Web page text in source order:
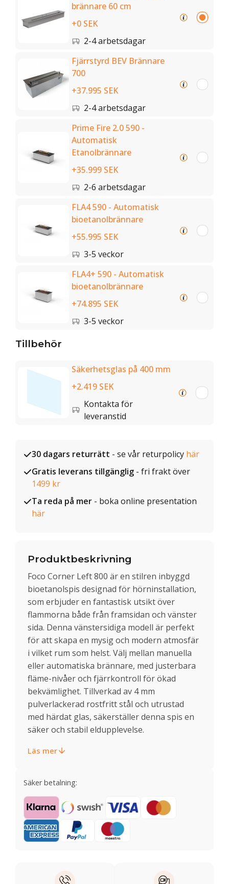
brännare 60 cm
+0 SEK
2-4 arbetsdagar
Fjärrstyrd BEV Brännare
700
+37.995 SEK
2-4 arbetsdagar
Prime Fire 2.0 590 -
Automatisk
Etanolbrännare
+35.999 SEK
2-6 arbetsdagar
FLA4 590 - Automatisk
bioetanolbrännare
+55.995 SEK
3-5 veckor
FLA4+ 590 - Automatisk
bioetanolbrännare
+74.895 SEK
3-5 veckor
Tillbehör
Säkerhetsglas på 400 mm
+2.419 SEK
Kontakta för
leveranstid
30 dagars returrätt - se vår returpolicy här
Gratis leverans tillgänglig - fri frakt över
1499 kr
Ta reda på mer - boka online presentation
här
Produktbeskrivning
Foco Corner Left 800 är en stilren inbyggd
bioetanolspis designad för hörninstallation,
som erbjuder en fantastisk utsikt över
flammorna både från framsidan och vänster
sida. Denna vänstersidiga modell är perfekt
för att skapa en mysig och modern atmosfär
i vilket rum som helst. Välj mellan manuella
eller automatiska brännare, med justerbara
fläme-nivåer och fjärrkontroll för ökad
bekvämlighet. Tillverkad av 4 mm
pulverlackerad rostfritt stål och utrustad
med härdat glas, säkerställer denna spis en
säker och stabil eldupplevelse.
Läs mer
Säker betalning: